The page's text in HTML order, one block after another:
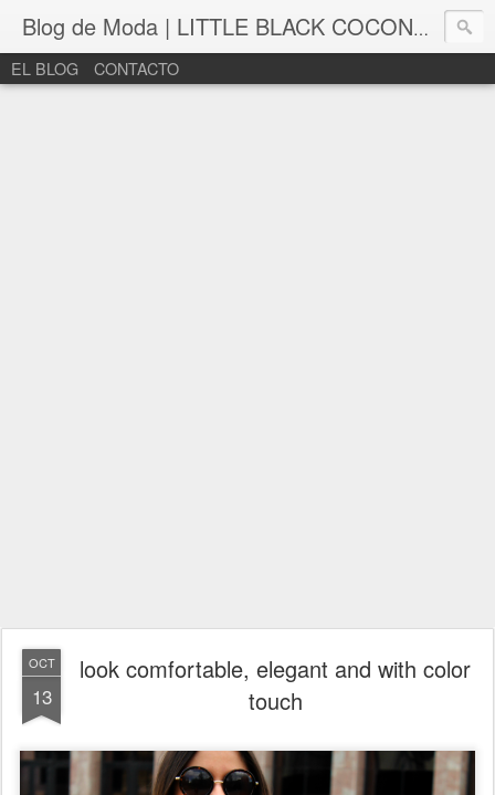
Blog de Moda | LITTLE BLACK COCONUT | Bloguera de moda en León
EL BLOG CONTACTO
OCT
13
look comfortable, elegant and with color
touch